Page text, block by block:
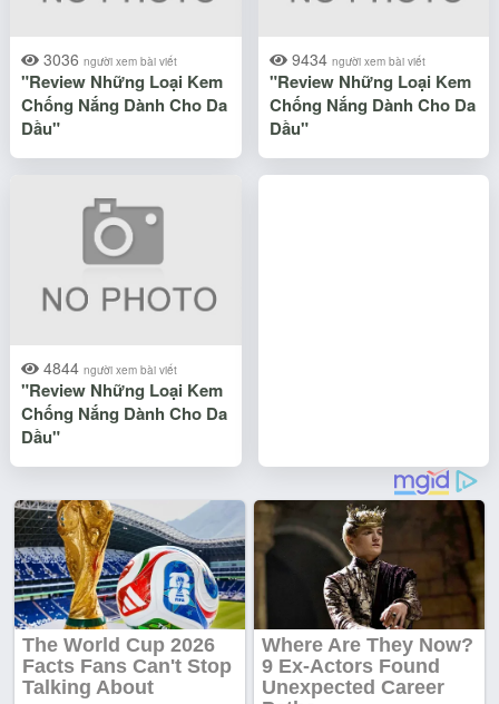
3036 người xem bài viết
"Review Những Loại Kem
Chống Nắng Dành Cho Da
Dầu"
9434 người xem bài viết
"Review Những Loại Kem
Chống Nắng Dành Cho Da
Dầu"
4844 người xem bài viết
"Review Những Loại Kem
Chống Nắng Dành Cho Da
Dầu"